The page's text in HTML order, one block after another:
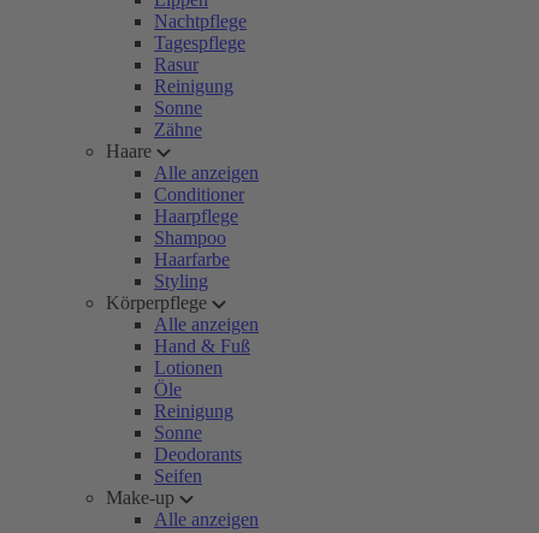
Nachtpflege
Tagespflege
Rasur
Reinigung
Sonne
Zähne
Haare
Alle anzeigen
Conditioner
Haarpflege
Shampoo
Haarfarbe
Styling
Körperpflege
Alle anzeigen
Hand & Fuß
Lotionen
Öle
Reinigung
Sonne
Deodorants
Seifen
Make-up
Alle anzeigen